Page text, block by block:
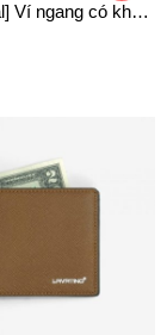
[ New Arrival] Ví ngang có khóa da bò chính hãng Lavatino – WNB47